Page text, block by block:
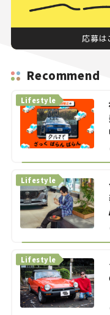
応募は
Recommend
Lifestyle
Lifestyle
Lifestyle